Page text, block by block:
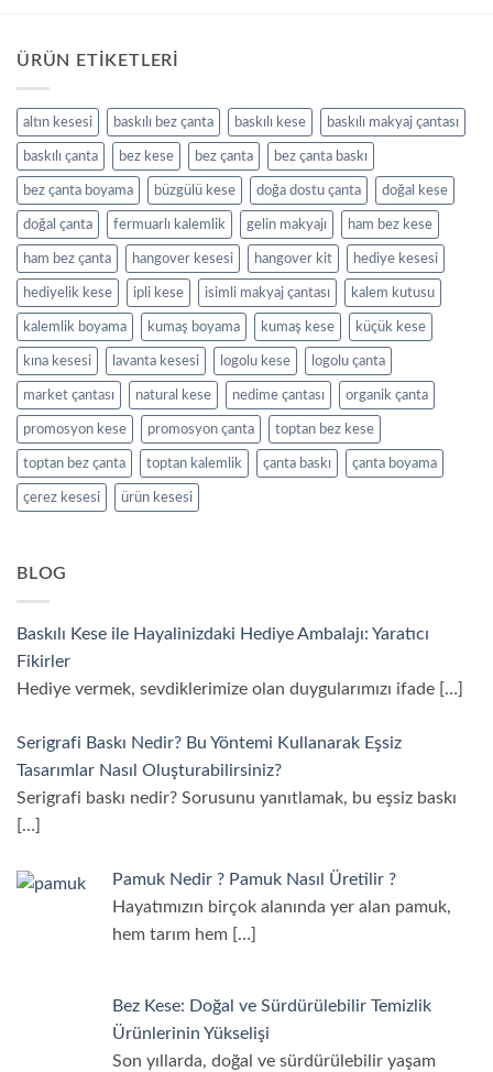
ÜRÜN ETIKETLERI
altın kesesi baskılı bez çanta baskılı kese baskılı makyaj çantası
baskılı çanta bez kese bez çanta bez çanta baskı
bez çanta boyama büzgülü kese doğa dostu çanta doğal kese
doğal çanta fermuarlı kalemlik gelin makyajı ham bez kese
ham bez çanta hangover kesesi hangover kit hediye kesesi
hediyelik kese ipli kese isimli makyaj çantası kalem kutusu
kalemlik boyama kumaş boyama kumaş kese küçük kese
kına kesesi lavanta kesesi logolu kese logolu çanta
market çantası natural kese nedime çantası organik çanta
promosyon kese promosyon çanta toptan bez kese
toptan bez çanta toptan kalemlik çanta baskı çanta boyama
çerez kesesi ürün kesesi
BLOG
Baskılı Kese ile Hayalinizdaki Hediye Ambalajı: Yaratıcı
Fikirler
Hediye vermek, sevdiklerimize olan duygularımızı ifade […]
Serigrafi Baskı Nedir? Bu Yöntemi Kullanarak Eşsiz
Tasarımlar Nasıl Oluşturabilirsiniz?
Serigrafi baskı nedir? Sorusunu yanıtlamak, bu eşsiz baskı
[…]
Pamuk Nedir ? Pamuk Nasıl Üretilir ?
Hayatımızın birçok alanında yer alan pamuk,
hem tarım hem […]
Bez Kese: Doğal ve Sürdürülebilir Temizlik
Ürünlerinin Yükselişi
Son yıllarda, doğal ve sürdürülebilir yaşam